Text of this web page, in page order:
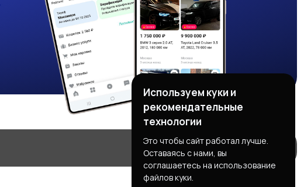
Используем куки и
рекомендательные
технологии
Это чтобы сайт работал лучше.
Оставаясь с нами, вы
соглашаетесь на использование
файлов куки.